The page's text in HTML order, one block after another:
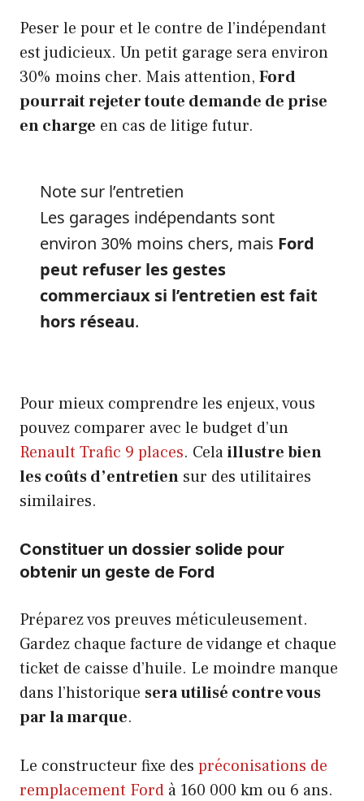
Peser le pour et le contre de l’indépendant
est judicieux. Un petit garage sera environ
30% moins cher. Mais attention, Ford
pourrait rejeter toute demande de prise
en charge en cas de litige futur.
Note sur l’entretien
Les garages indépendants sont
environ 30% moins chers, mais Ford
peut refuser les gestes
commerciaux si l’entretien est fait
hors réseau.
Pour mieux comprendre les enjeux, vous
pouvez comparer avec le budget d’un
Renault Trafic 9 places. Celaillustre bien
les coûts d’entretien sur des utilitaires
similaires.
Constituer un dossier solide pour
obtenir un geste de Ford
Préparez vos preuves méticuleusement.
Gardez chaque facture de vidange et chaque
ticket de caisse d’huile. Le moindre manque
dans l’historique sera utilisé contre vous
par la marque.
Le constructeur fixe des préconisations de
remplacement Ford à 160 000 km ou 6 ans.